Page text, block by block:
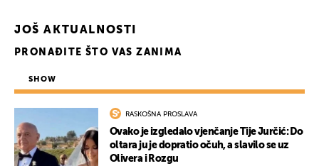
JOŠ AKTUALNOSTI
PRONAĐITE ŠTO VAS ZANIMA
SHOW
RASKOŠNA PROSLAVA
Ovako je izgledalo vjenčanje Tije Jurčić: Do
oltara ju je dopratio očuh, a slavilo se uz
Olivera i Rozgu